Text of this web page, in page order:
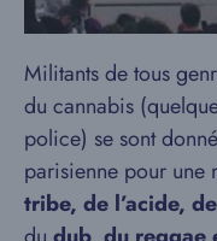
Militants de tous
du cannabis
police) se sont
parisienne pour une
tribe, de l’acide,